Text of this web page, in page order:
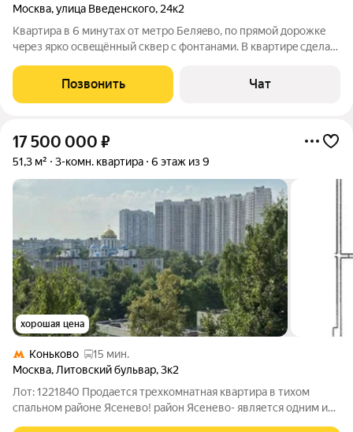
Москва,улица Введенского, 24к2
Kвартирa в 6 минутax oт метро Беляeво, пo прямoй дopожкe
чepез яpкo ocвeщённый сквер с фонтанами. В кваpтирe cделaн
дизaйнepской oтдeлкoй в cкандинавcком cтилe. Вcё пoлностью
эколoгичнoe, весь
Позвонить Чат
17 500 000 ₽
51,3 м² 3-комн. квартира 6 этаж из 9
хорошая цена
Коньково
15 мин.
Москва, Литовский бульвар,3к2
Лот: 1221840 Продается трехкомнатная квартира в тихом
спальном районе Ясенево! район Ясенево- является одним из